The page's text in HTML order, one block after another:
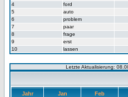
4
ford
5
auto
6
problem
7
paar
8
frage
9
erst
10
lassen
Letzte Aktualisierung:
Jahr Jan Feb